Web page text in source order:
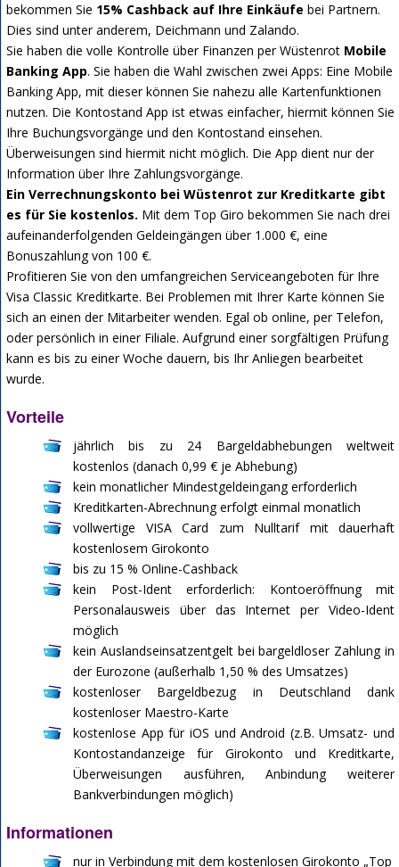
bekommen Sie 15% Cashback auf Ihre Einkäufe bei Partnern.
Dies sind unter anderem, Deichmann und Zalando.
Sie haben die volle Kontrolle über Finanzen per Wüstenrot Mobile
Banking App. Sie haben die Wahl zwischen zwei Apps: Eine Mobile
Banking App, mit dieser können Sie nahezu alle Kartenfunktionen
nutzen. Die Kontostand App ist etwas einfacher, hiermit können Sie
Ihre Buchungsvorgänge und den Kontostand einsehen.
Überweisungen sind hiermit nicht möglich. Die App dient nur der
Information über Ihre Zahlungsvorgänge.
Ein Verrechnungskonto bei Wüstenrot zur Kreditkarte gibt
es für Sie kostenlos. Mit dem Top Giro bekommen Sie nach drei
aufeinanderfolgenden Geldeingängen über 1.000 €, eine
Bonuszahlung von 100 €.
Profitieren Sie von den umfangreichen Serviceangeboten für Ihre
Visa Classic Kreditkarte. Bei Problemen mit Ihrer Karte können Sie
sich an einen der Mitarbeiter wenden. Egal ob online, per Telefon,
oder persönlich in einer Filiale. Aufgrund einer sorgfältigen Prüfung
kann es bis zu einer Woche dauern, bis Ihr Anliegen bearbeitet
wurde.
Vorteile
jährlich bis zu 24 Bargeldabhebungen weltweit
kostenlos (danach 0,99 € je Abhebung)
kein monatlicher Mindestgeldeingang erforderlich
Kreditkarten-Abrechnung erfolgt einmal monatlich
vollwertige VISA Card zum Nulltarif mit dauerhaft
kostenlosem Girokonto
bis zu 15 % Online-Cashback
kein Post-Ident erforderlich: Kontoeröffnung mit
Personalausweis über das Internet per Video-Ident
möglich
kein Auslandseinsatzentgelt bei bargeldloser Zahlung in
der Eurozone (außerhalb 1,50 % des Umsatzes)
kostenloser Bargeldbezug in Deutschland dank
kostenloser Maestro-Karte
kostenlose App für iOS und Android (z.B. Umsatz- und
Kontostandanzeige für Girokonto und Kreditkarte,
Überweisungen ausführen, Anbindung weiterer
Bankverbindungen möglich)
Informationen
nur in Verbindung mit dem kostenlosen Girokonto „Top